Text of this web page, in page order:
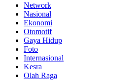
Network
Nasional
Ekonomi
Otomotif
Gaya Hidup
Foto
Internasional
Kesra
Olah Raga